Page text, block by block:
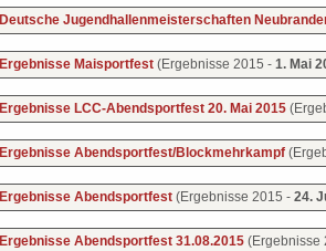
Deutsche Jugendhallenmeisterschaften
Ergebnisse Maisportfest (Ergebnisse 2015 - 1. Mai
Ergebnisse LCC-Abendsportfest 20. Mai 2015
Ergebnisse Abendsportfest/Blockmehrkampf
Ergebnisse Abendsportfest (Ergebnisse 2015 - 24.
Ergebnisse Abendsportfest 31.08.2015 (Ergebnisse